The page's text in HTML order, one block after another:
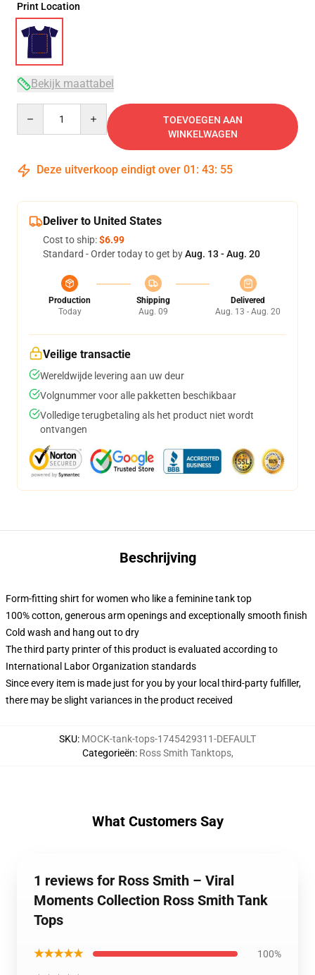
Print Location
Bekijk maattabel
TOEVOEGEN AAN
WINKELWAGEN
Deze uitverkoop eindigt over 01 : 43: 54
Deliver to United States
Cost to ship:$6.99
Standard - Order today to get byAug. 13 - Aug. 20
Production
Today
Shipping
Aug. 09
Delivered
Aug. 13 - Aug. 20
Veilige transactie
Wereldwijde levering aan uw deur
Volgnummer voor alle pakketten beschikbaar
Volledige terugbetaling als het product niet wordt
ontvangen
Beschrijving
Form-fitting shirt for women who like a feminine tank top
100% cotton, generous arm openings and exceptionally smooth finish
Cold wash and hang out to dry
The third party printer of this product is evaluated according to
International Labor Organization standards
Since every item is made just for you by your local third-party fulfiller,
there may be slight variances in the product received
SKU: MOCK-tank-tops-1745429311-DEFAULT
Categorieën: Ross Smith Tanktops,
What Customers Say
1 reviews for Ross Smith – Viral
Moments Collection Ross Smith Tank
Tops
★★★★★ 100%